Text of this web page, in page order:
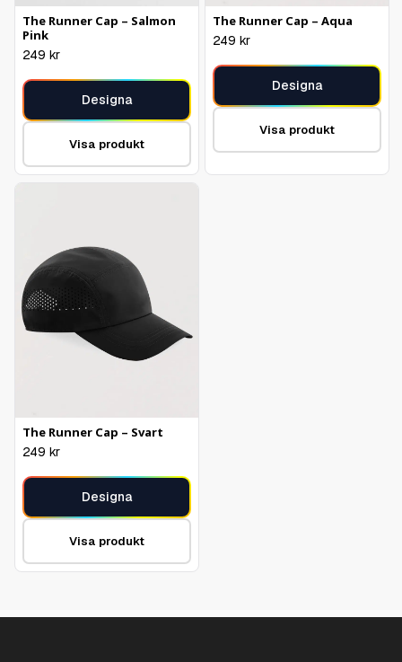
The Runner Cap – Salmon
Pink
249 kr
Designa
Visa produkt
The Runner Cap – Aqua
249 kr
Designa
Visa produkt
The Runner Cap – Svart
249 kr
Designa
Visa produkt